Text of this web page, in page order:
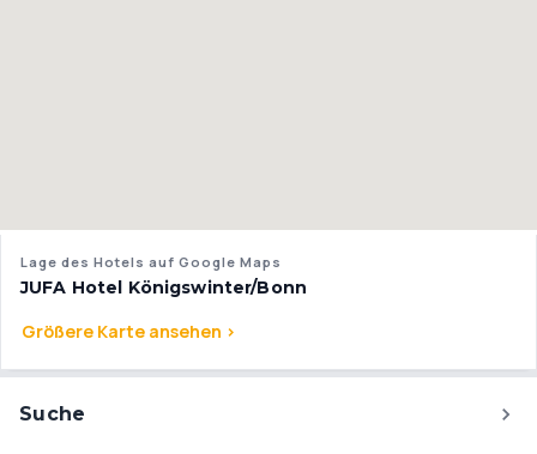
Lage des Hotels auf Google Maps
JUFA Hotel Königswinter/Bonn
Größere Karte ansehen >
Suche